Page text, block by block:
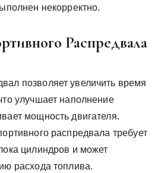
некорректно.
Распредвала
позволяет увеличить время
улучшает наполнение
мощность двигателя.
распредвала требует
цилиндров и может
расхода топлива.